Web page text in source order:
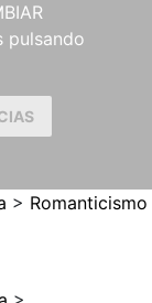
pulsando
> Romanticismo